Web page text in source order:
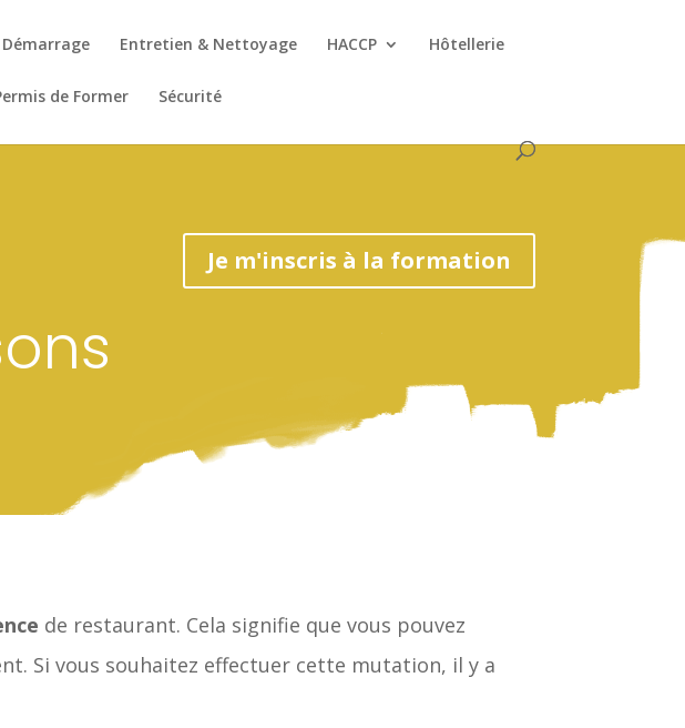
Démarrage Entretien & Nettoyage HACCP Hôtellerie
de Former Sécurité
Je m'inscris à la formation
de restaurant. Cela signifie que vous pouvez
Si vous souhaitez effectuer cette mutation, il y a